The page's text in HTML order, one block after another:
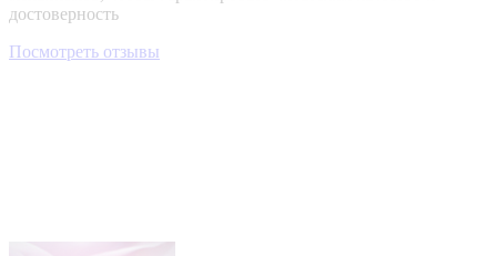
достоверность
Посмотреть отзывы